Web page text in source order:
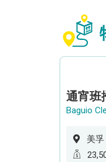
通宵班
美孚